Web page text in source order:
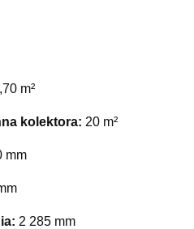
m²
kolektora: 20 m²
mm
2 285 mm